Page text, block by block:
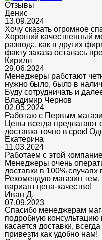
Отзывы
Денис
13.09.2024
Хочу сказать огромное
Хороший качественный
развода, как в других
факту заказа осталась
Кирилл
29.06.2024
Менеджеры работают
нужно было, было в
Буду сотрудничать и
Владимир Чернов
02.05.2024
Работаю с Первым
Цены всегда
доставка точно в срок!
Екатерина
11.03.2024
Работаем с этой
Менеджеры очень
доставки в 100%
Рекомендую магазин
вариант цена-качество!
Иван Д.
07.09.2023
Спасибо менеджерам
подробную
касается доставки,
привезти как удобно нам!